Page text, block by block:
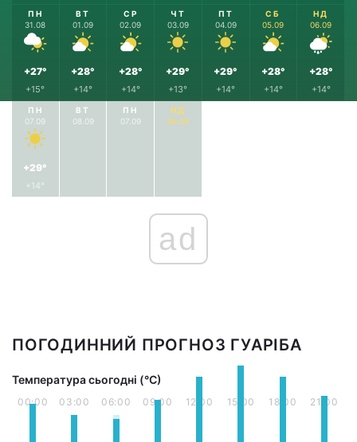
ПН
31.08
+27°
+15°
ВТ
01.09
+28°
+14°
СР
02.09
+28°
+14°
ЧТ
03.09
+29°
+13°
ПТ
04.09
+29°
+14°
СБ
05.09
+28°
+14°
НД
06.09
+28°
+14°
ПН
07.09
+29°
+14°
ВТ
08.09
ПН
07.09
НД
06.09
ad
ПОГОДИННИЙ ПРОГНОЗ ГУАРІБА
Температура сьогодні (°С)
00:00 03:00 06:00 09:00 12:00 15:00 18:00 21:00